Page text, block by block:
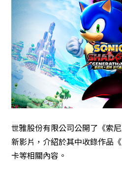
世雅股份有限公司公開了《索
新影片，介紹於其中收錄作品
卡等相關內容。